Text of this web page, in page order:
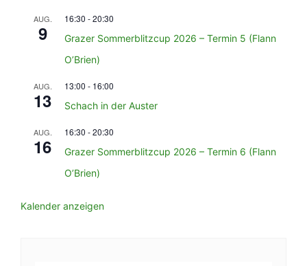
AUG.
9
16:30 -20:30
Grazer Sommerblitzcup 2026 – Termin 5 (Flann
O’Brien)
AUG.
13
13:00 - 16:00
Schach in der Auster
AUG.
16
16:30 -20:30
Grazer Sommerblitzcup 2026 – Termin 6 (Flann
O’Brien)
Kalender anzeigen